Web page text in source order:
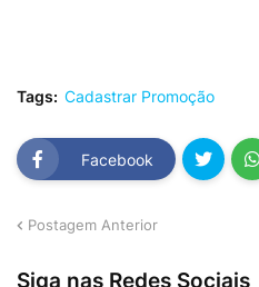
Tags: Cadastrar Promoção
Facebook
Postagem Anterior
Siga nas Redes Sociais